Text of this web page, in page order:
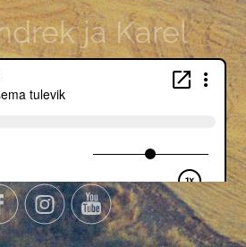
ja Karel